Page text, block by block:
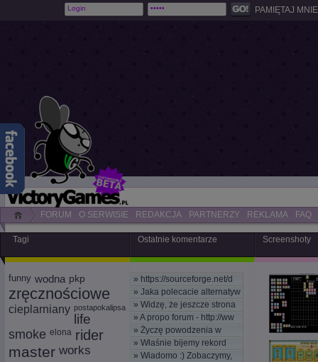
PAMIĘTAJ
FORUM O SERWISIE REDAKCJA PARTNERZY REKLAMA FAQ
Tagi Ostatnie komentarze Screenshoty
funny wodna pkp
zręcznościowe
cieplarniany postapokalipsa
life
smoke elona rider
master works
» https://sourceforge.net/d
» Jaka polecacie alternatyw
» Widzę, że jeszcze strona
» A propo forum - http://ww
» Życzę powodzenia w
nowym
» Właśnie bijemy rekord
kom
» Wiadomo :) Zobaczymy,